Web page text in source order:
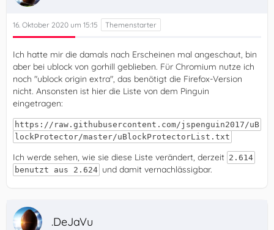
16. Oktober 2020 um 15:15
Ich hatte mir die damals nach Erscheinen mal angeschaut, bin
aber bei ublock von gorhill geblieben. Für Chromium nutze ich
noch "ublock origin extra", das benötigt die Firefox-Version
nicht. Ansonsten ist hier die Liste von dem Pinguin
eingetragen:
https://raw.githubusercontent.com/jspenguin2017/uB
lockProtector/master/uBlockProtectorList.txt
Ich werde sehen, wie sie diese Liste verändert, derzeit 2.614
benutzt aus 2.624 und damit vernachlässigbar.
.DeJaVu